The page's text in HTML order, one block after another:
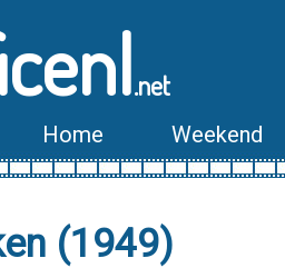
.net
Home Weekend
(1949)